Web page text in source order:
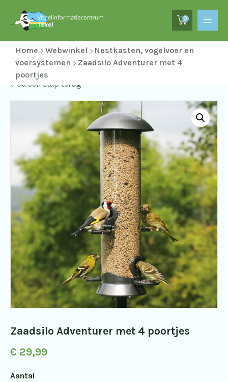
0
Home Webwinkel
Nestkasten, vogelvoer en
voersystemen
Zaadsilo Adventurer met 4
poortjes
Ga een stap terug
Zaadsilo Adventurer met 4 poortjes
€ 29,99
Aantal